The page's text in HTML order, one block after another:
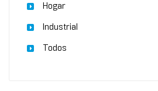
Hogar
Industrial
Todos